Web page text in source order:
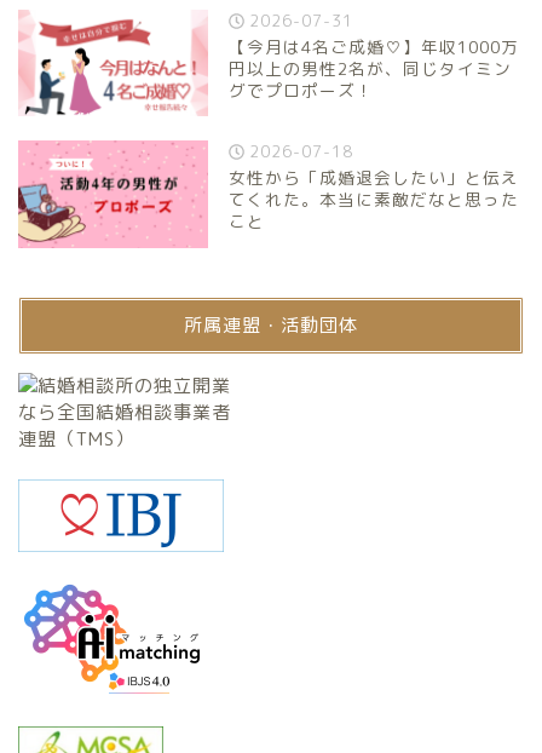
2026-07-31
【今月は4名ご成婚♡】年収1000万
円以上の男性2名が、同じタイミン
グでプロポーズ！
2026-07-18
女性から「成婚退会したい」と伝え
てくれた。本当に素敵だなと思った
こと
所属連盟・活動団体